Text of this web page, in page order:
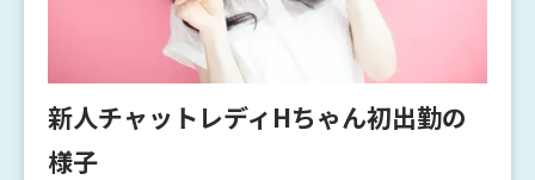
新人チャットレディHちゃん初出勤の
様子